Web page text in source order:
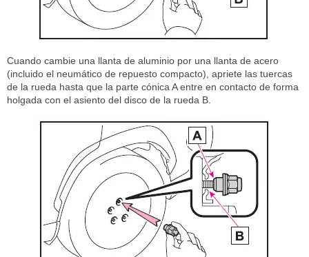
Cuando cambie una llanta de aluminio por una llanta de acero
(incluido el neumático de repuesto compacto), apriete las tuercas
de la rueda hasta que la parte cónica A entre en contacto de forma
holgada con el asiento del disco de la rueda B.